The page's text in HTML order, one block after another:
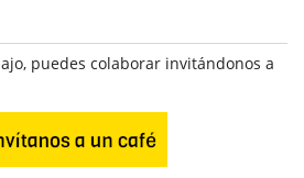
puedes colaborar invitándonos a